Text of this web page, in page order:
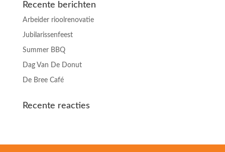
Recente berichten
Arbeider rioolrenovatie
Jubilarissenfeest
Summer BBQ
Dag Van De Donut
De Bree Café
Recente reacties